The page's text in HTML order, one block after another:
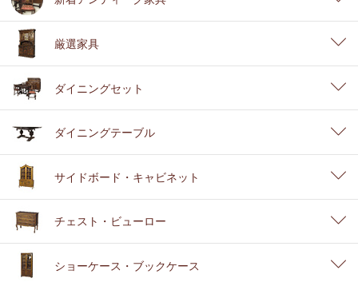
厳選家具
ダイニングセット
ダイニングテーブル
サイドボード・キャビネット
チェスト・ビューロー
ショーケース・ブックケース